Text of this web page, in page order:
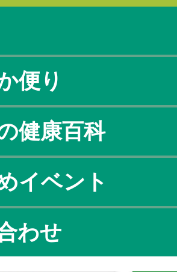
便り
健康百科
イベント
わせ